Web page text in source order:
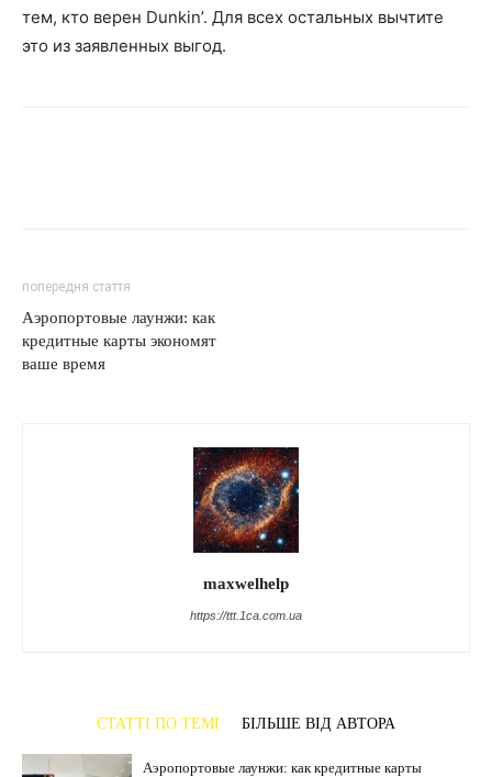
тем, кто верен Dunkin’. Для всех остальных вычтите
это из заявленных выгод.
попередня стаття
Аэропортовые лаунжи: как
кредитные карты экономят
ваше время
maxwelhelp
https://ttt.1ca.com.ua
СТАТТІ ПО ТЕМІ БІЛЬШЕ ВІД АВТОРА
Аэропортовые лаунжи: как кредитные карты